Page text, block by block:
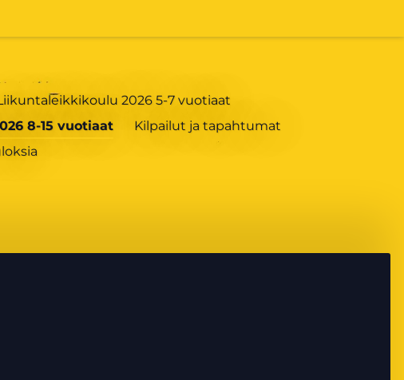
2026 5-7 vuotiaat
8-15 vuotiaat
Kilpailut ja tapahtumat